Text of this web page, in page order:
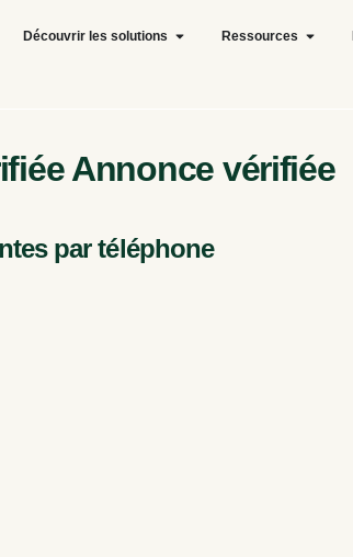
Découvrir les solutions Ressources
Annonce vérifiée
par téléphone